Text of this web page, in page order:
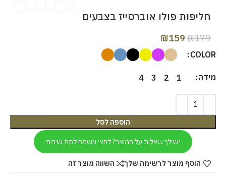
חליפות פולו אוברסייז בצבעים
₪179
₪159
COLOR
מידה 1
2
3
4
הוספה לסל
יש לך שאלות על המוצר? לחצי ונשמח לתת שירות
הוסף מוצר לרשימה שלך השווה מוצר זה